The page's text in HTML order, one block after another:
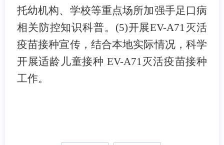
托幼机构、学校等重点场所加强手足口病
相关防控知识科普。 (5)开展EV-A71 灭活
疫苗接种宣传，结合本地实际情况，科学
开展适龄儿童接种 EV-A71 灭活疫苗接种
工作。